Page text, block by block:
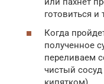
готовиться
Когда
полученное
переливаем
чистый